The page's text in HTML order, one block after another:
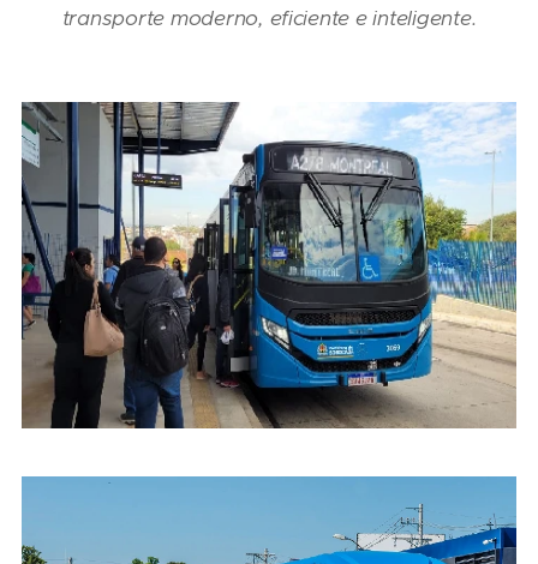
transporte moderno, eficiente e inteligente.